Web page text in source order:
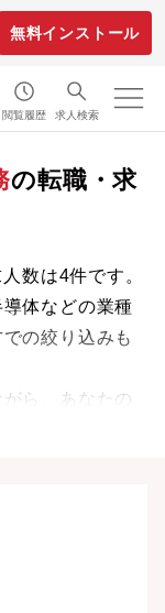
無料インストール
閲覧履歴 求人検索
の転職・求
数は4件です。
体などの業種
の絞り込みも
ら、あなたの
働き方を叶え